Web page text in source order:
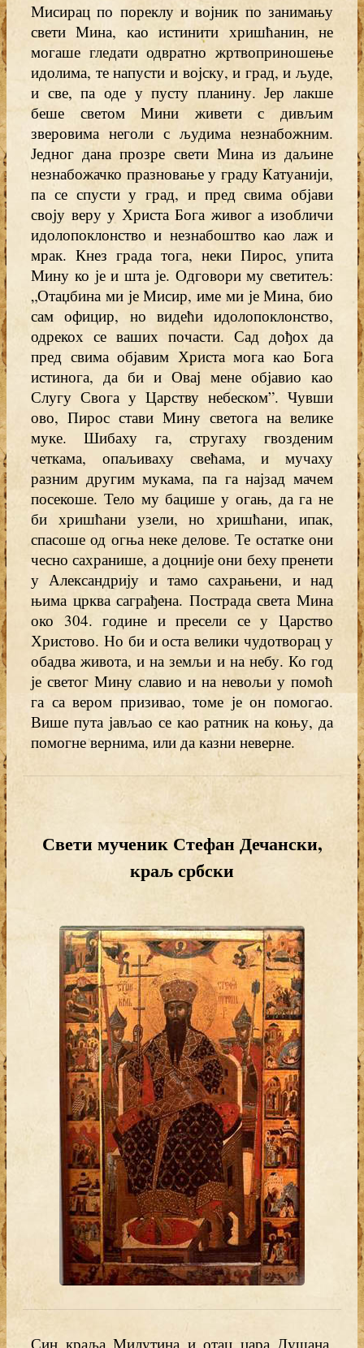
Мисирац по пореклу и војник по занимању
свети Мина, као истинити хришћанин, не
могаше гледати одвратно жртвоприношење
идолима, те напусти и војску, и град, и људе,
и све, па оде у пусту планину. Јер лакше
беше светом Мини живети с дивљим
зверовима неголи с људима незнабожним.
Једног дана прозре свети Мина из даљине
незнабожачко празновање у граду Катуанији,
па се спусти у град, и пред свима објави
своју веру у Христа Бога живог а изобличи
идолопоклонство и незнабоштво као лаж и
мрак. Кнез града тога, неки Пирос, упита
Мину ко је и шта је. Одговори му светитељ:
„Отаџбина ми је Мисир, име ми је Мина, био
сам официр, но видећи идолопоклонство,
одрекох се ваших почасти. Сад дођох да
пред свима објавим Христа мога као Бога
истинога, да би и Овај мене објавио као
Слугу Свога у Царству небеском”. Чувши
ово, Пирос стави Мину светога на велике
муке. Шибаху га, стругаху гвозденим
четкама, опаљиваху свећама, и мучаху
разним другим мукама, па га најзад мачем
посекоше. Тело му бацише у огањ, да га не
би хришћани узели, но хришћани, ипак,
спасоше од огња неке делове. Те остатке они
чесно сахранише, а доцније они беху пренети
у Александрију и тамо сахрањени, и над
њима црква саграђена. Пострада света Мина
око 304. године и пресели се у Царство
Христово. Но би и оста велики чудотворац у
обадва живота, и на земљи и на небу. Ко год
је светог Мину славио и на невољи у помоћ
га са вером призивао, томе је он помогао.
Више пута јављао се као ратник на коњу, да
помогне вернима, или да казни неверне.
Свети мученик Стефан Дечански,
краљ србски
Син краља Милутина и отац цара Душана.